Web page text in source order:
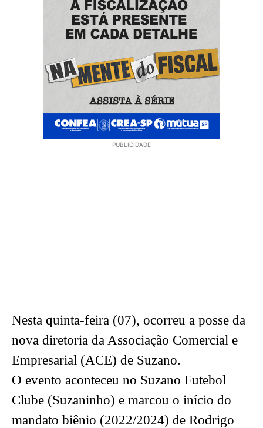
PUBLICIDADE
Nesta quinta-feira (07), ocorreu a posse da
nova diretoria da Associação Comercial e
Empresarial (ACE) de Suzano.
O evento aconteceu no Suzano Futebol
Clube (Suzaninho) e marcou o início do
mandato biênio (2022/2024) de Rodrigo